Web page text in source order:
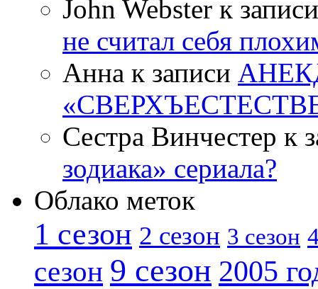
John Webster к
не считал себя
Анна к записи
Сестра Винчестер к
зодиака» сериала?
Облако меток
1 сезон 2 сезон 3 сезон
сезон 9 сезон 2005